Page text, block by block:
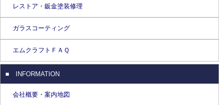
レストア・鈑金塗装修理
ガラスコーティング
エムクラフトＦＡＱ
■ INFORMATION
会社概要・案内地図